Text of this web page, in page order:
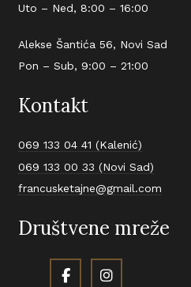
Uto – Ned, 8:00 – 16:00
Alekse Šantića 56, Novi Sad
Pon – Sub, 9:00 – 21:00
Kontakt
069 133 04 41 (Kalenić)
069 133 00 33 (Novi Sad)
francusketajne@gmail.com
Društvene mreže